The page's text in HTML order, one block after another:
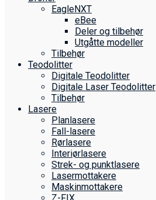
EagleNXT
eBee
Deler og tilbehør
Utgåtte modeller
Tilbehør
Teodolitter
Digitale Teodolitter
Digitale Laser Teodolitter
Tilbehør
Lasere
Planlasere
Fall-lasere
Rørlasere
Interiør­lasere
Strek- og punktlasere
Laser­mottakere
Maskin­mottakere